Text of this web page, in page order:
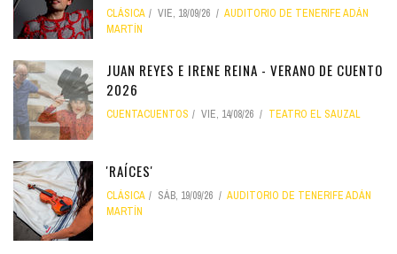
CLÁSICA VIE, 18/09/26
AUDITORIO DE TENERIFE ADÁN
MARTÍN
JUAN REYES E IRENE REINA - VERANO DE CUENTO
2026
CUENTACUENTOS VIE, 14/08/26 TEATRO EL SAUZAL
'RAÍCES'
CLÁSICA SÁB, 19/09/26
AUDITORIO DE TENERIFE ADÁN
MARTÍN